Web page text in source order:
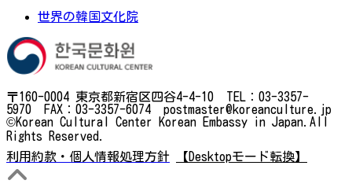
世界の韓国文化院
〒160-0004 東京都新宿区四谷4-4-10 TEL：03-3357-
5970 FAX：03-3357-6074 postmaster@koreanculture.jp
©Korean Cultural Center Korean Embassy in Japan.All
Rights Reserved.
利用約款・個人情報処理方針
【Desktopモード転換】